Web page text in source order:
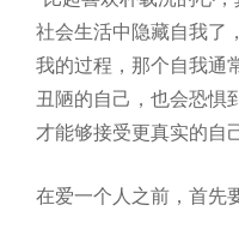
社会生活中隐藏自我了
我的过程，那个自我通
丑陋的自己，也会恐惧
才能够接受更真实的自
在爱一个人之前，首先